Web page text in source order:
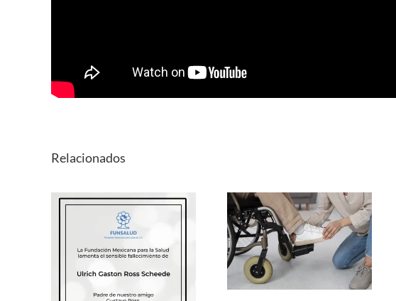
Relacionados